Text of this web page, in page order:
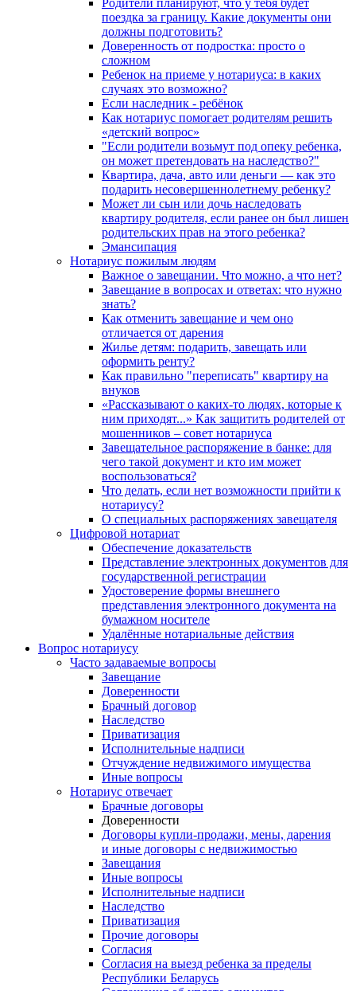
поездка за границу. Какие документы они
должны подготовить?
Доверенность от подростка: просто о
сложном
Ребенок на приеме у нотариуса: в каких
случаях это возможно?
Если наследник - ребёнок
Как нотариус помогает родителям решить
«детский вопрос»
"Если родители возьмут под опеку ребенка,
он может претендовать на наследство?"
Квартира, дача, авто или деньги — как это
подарить несовершеннолетнему ребенку?
Может ли сын или дочь наследовать
квартиру родителя, если ранее он был лишен
родительских прав на этого ребенка?
Эмансипация
Нотариус пожилым людям
Важное о завещании. Что можно, а что нет?
Завещание в вопросах и ответах: что нужно
знать?
Как отменить завещание и чем оно
отличается от дарения
Жилье детям: подарить, завещать или
оформить ренту?
Как правильно "переписать" квартиру на
внуков
«Рассказывают о каких-то людях, которые к
ним приходят...» Как защитить родителей от
мошенников – совет нотариуса
Завещательное распоряжение в банке: для
чего такой документ и кто им может
воспользоваться?
Что делать, если нет возможности прийти к
нотариусу?
О специальных распоряжениях завещателя
Цифровой нотариат
Обеспечение доказательств
Представление электронных документов для
государственной регистрации
Удостоверение формы внешнего
представления электронного документа на
бумажном носителе
Удалённые нотариальные действия
Вопрос нотариусу
Часто задаваемые вопросы
Завещание
Доверенности
Брачный договор
Наследство
Приватизация
Исполнительные надписи
Отчуждение недвижимого имущества
Иные вопросы
Нотариус отвечает
Брачные договоры
Доверенности
Договоры купли-продажи, мены, дарения
и иные договоры с недвижимостью
Завещания
Иные вопросы
Исполнительные надписи
Наследство
Приватизация
Прочие договоры
Согласия
Согласия на выезд ребенка за пределы
Республики Беларусь